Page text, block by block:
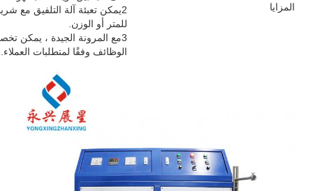
المزايا
للمتر أو الوزن.
3مع المرونة الجيدة ، يمكن
الوظائف وفقًا لمتطلبات العملاء.